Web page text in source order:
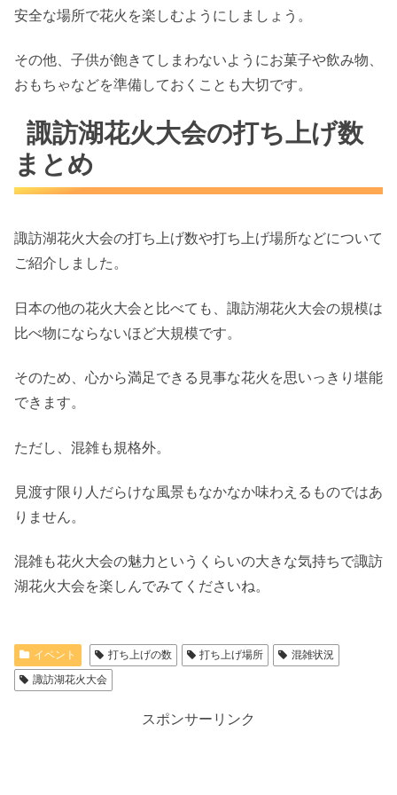
安全な場所で花火を楽しむようにしましょう。
その他、子供が飽きてしまわないようにお菓子や飲み物、
おもちゃなどを準備しておくことも大切です。
諏訪湖花火大会の打ち上げ数
まとめ
諏訪湖花火大会の打ち上げ数や打ち上げ場所などについて
ご紹介しました。
日本の他の花火大会と比べても、諏訪湖花火大会の規模は
比べ物にならないほど大規模です。
そのため、心から満足できる見事な花火を思いっきり堪能
できます。
ただし、混雑も規格外。
見渡す限り人だらけな風景もなかなか味わえるものではあ
りません。
混雑も花火大会の魅力というくらいの大きな気持ちで諏訪
湖花火大会を楽しんでみてくださいね。
イベント 打ち上げの数 打ち上げ場所
混雑状況
諏訪湖花火大会
スポンサーリンク